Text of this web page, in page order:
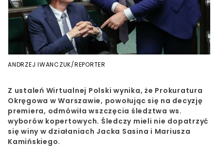
ANDRZEJ IWANCZUK/REPORTER
Z ustaleń Wirtualnej Polski wynika, że Prokuratura
Okręgowa w Warszawie, powołując się na decyzję
premiera, odmówiła wszczęcia śledztwa ws.
wyborów kopertowych. Śledczy mieli nie dopatrzyć
się winy w działaniach Jacka Sasina i Mariusza
Kamińskiego.